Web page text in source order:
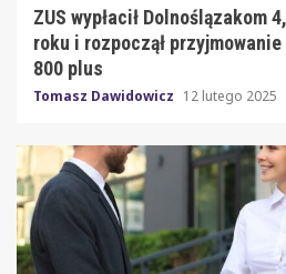
ZUS wypłacił Dolnoślązakom
roku i rozpoczął
800 plus
Tomasz Dawidowicz 12 lutego 2025